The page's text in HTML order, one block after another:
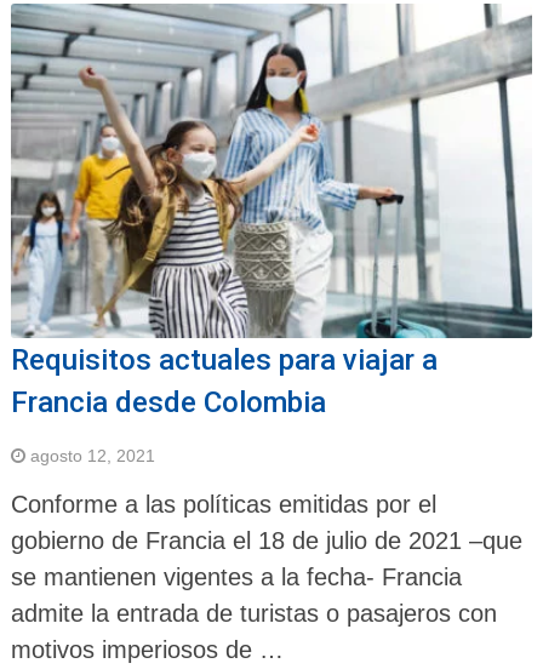
Requisitos actuales para viajar a
Francia desde Colombia
agosto 12, 2021
Conforme a las políticas emitidas por el
gobierno de Francia el 18 de julio de 2021 –que
se mantienen vigentes a la fecha- Francia
admite la entrada de turistas o pasajeros con
motivos imperiosos de …